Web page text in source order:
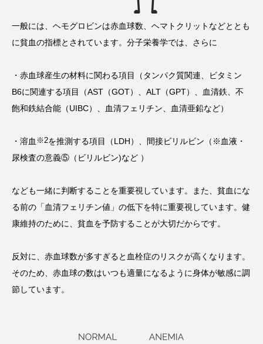
一般には、ヘモグロビンは赤血球数、ヘマトクリットなどととも
に貧血の指標とされています。分子栄養学では、さらに
・赤血球産生の材料に関わる項目（タンパク質関連、ビタミン
B6に関連する項目（AST（GOT）、ALT（GPT）、血清鉄、不
飽和鉄結合能（UIBC）、血清フェリチン、血清亜鉛など）
・溶血 ※2を推測する項目（LDH）、間接ビリルビン（※血液・
尿検査の意義⑤（ビリルビン)など ）
なども一緒に判断することを重要視しています。また、貧血にな
る前の「血清フェリチン値」の低下を特に重要視しています。健
康維持のために、貧血を予防することが大切だからです。
反対に、赤血球数が多すぎると血栓症のリスクが高くなります。
そのため、赤血球の数はいつも適量になるように身体が敏感に調
節しています。